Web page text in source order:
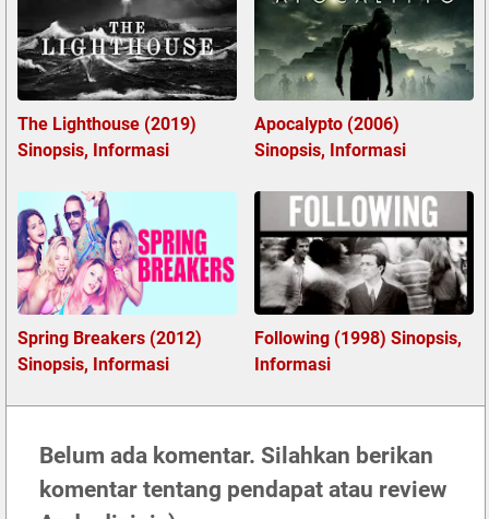
The Lighthouse (2019)
Sinopsis, Informasi
Apocalypto (2006)
Sinopsis, Informasi
Spring Breakers (2012)
Sinopsis, Informasi
Following (1998) Sinopsis,
Informasi
Belum ada komentar. Silahkan berikan
komentar tentang pendapat atau review